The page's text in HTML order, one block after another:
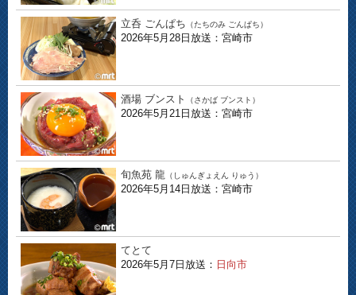
立呑 ごんぱち （たちのみ ごんぱち）
2026年5月28日放送：宮崎市
酒場 ブンスト （さかば ブンスト）
2026年5月21日放送：宮崎市
旬魚苑 龍 （しゅんぎょえん りゅう）
2026年5月14日放送：宮崎市
てとて
2026年5月7日放送： 日向市